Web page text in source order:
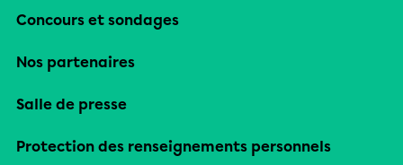
Concours et sondages
Nos partenaires
Salle de presse
Protection des renseignements personnels